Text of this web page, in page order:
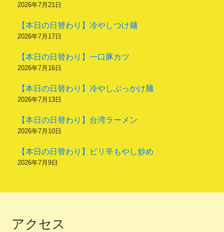
2026年7月21日
【本日の日替わり】冷やしつけ麺
2026年7月17日
【本日の日替わり】一口豚カツ
2026年7月16日
【本日の日替わり】冷やしぶっかけ麺
2026年7月13日
【本日の日替わり】台湾ラーメン
2026年7月10日
【本日の日替わり】ピリ辛もやし炒め
2026年7月9日
アクセス